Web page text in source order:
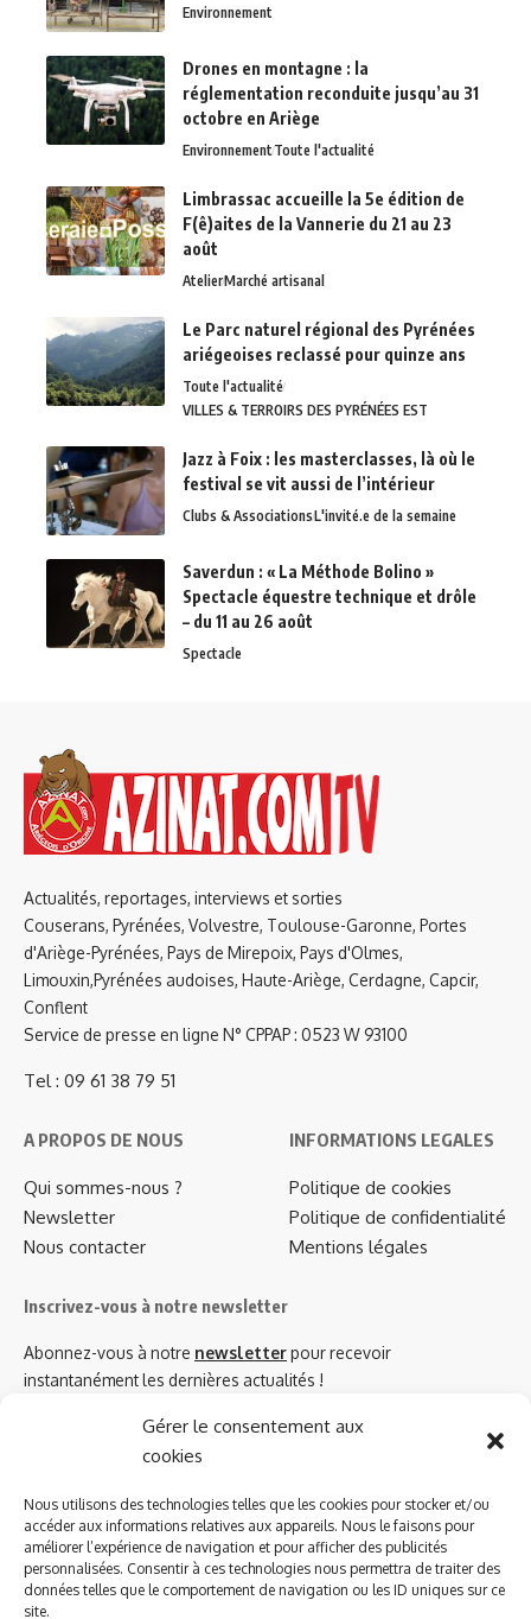
Gérer le consentement aux
cookies
Nous utilisons des technologies telles que les cookies pour stocker et/ou
accéder aux informations relatives aux appareils. Nous le faisons pour
améliorer l’expérience de navigation et pour afficher des publicités
personnalisées. Consentir à ces technologies nous permettra de traiter des
données telles que le comportement de navigation ou les ID uniques sur ce
site.
Environnement
Drones en montagne : la
réglementation reconduite jusqu’au 31
octobre en Ariège
EnvironnementToute l'actualité
Limbrassac accueille la 5e édition de
F(ê)aites de la Vannerie du 21 au 23
août
AtelierMarché artisanal
Le Parc naturel régional des Pyrénées
ariégeoises reclassé pour quinze ans
Toute l'actualité
VILLES & TERROIRS DES PYRÉNÉES EST
Jazz à Foix : les masterclasses, là où le
festival se vit aussi de l’intérieur
Clubs & AssociationsL'invité.e de la semaine
Saverdun : « La Méthode Bolino »
Spectacle équestre technique et drôle
– du 11 au 26 août
Spectacle
Actualités, reportages, interviews et sorties
Couserans, Pyrénées, Volvestre, Toulouse-Garonne, Portes
d'Ariège-Pyrénées, Pays de Mirepoix, Pays d'Olmes,
Limouxin,Pyrénées audoises, Haute-Ariège, Cerdagne, Capcir,
Conflent
Service de presse en ligne N° CPPAP : 0523 W 93100
Tel : 09 61 38 79 51
A PROPOS DE NOUS
Qui sommes-nous ?
Newsletter
Nous contacter
INFORMATIONS LEGALES
Politique de cookies
Politique de confidentialité
Mentions légales
Inscrivez-vous à notre newsletter
Abonnez-vous à notre newsletterpour recevoir
instantanément les dernières actualités !
Azinat.com TV soutient